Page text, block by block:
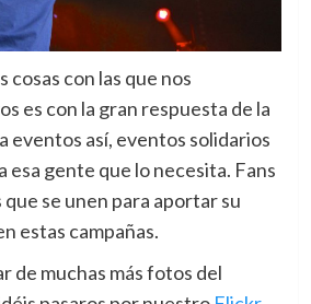
cosas con las que nos
es con la gran respuesta de la
eventos así, eventos solidarios
esa gente que lo necesita. Fans
se unen para aportar su
estas campañas.
de muchas más fotos del